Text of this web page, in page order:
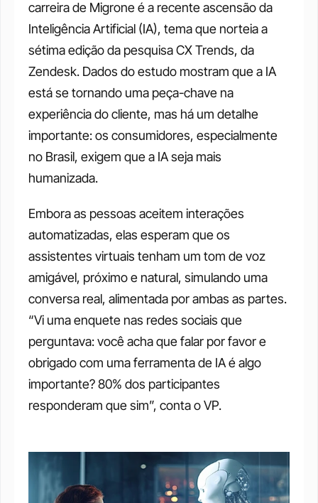
carreira de Migrone é a recente ascensão da
Inteligência Artificial (IA), tema que norteia a
sétima edição da pesquisa CX Trends, da
Zendesk. Dados do estudo mostram que a IA
está se tornando uma peça-chave na
experiência do cliente, mas há um detalhe
importante: os consumidores, especialmente
no Brasil, exigem que a IA seja mais
humanizada.
Embora as pessoas aceitem interações
automatizadas, elas esperam que os
assistentes virtuais tenham um tom de voz
amigável, próximo e natural, simulando uma
conversa real, alimentada por ambas as partes.
“Vi uma enquete nas redes sociais que
perguntava: você acha que falar por favor e
obrigado com uma ferramenta de IA é algo
importante? 80% dos participantes
responderam que sim”, conta o VP.